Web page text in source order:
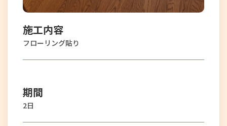
施工内容
フローリング貼り
期間
2日